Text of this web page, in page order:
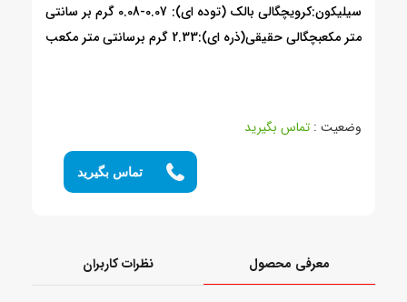
سیلیکون:کرویچگالی بالک (توده ای): 0.07-0.08 گرم بر سانتی
متر مکعبچگالی حقیقی(ذره ای):2.33 گرم برسانتی متر مکعب
وضعیت : تماس بگیرید
تماس بگیرید
معرفی محصول نظرات کاربران